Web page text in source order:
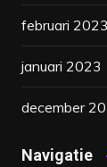
februari 2023
januari 2023
december
Navigatie